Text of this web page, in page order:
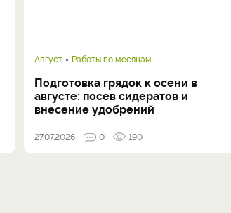
Август Работы по месяцам
Подготовка грядок к осени в
августе: посев сидератов и
внесение удобрений
27.07.2026 0 190